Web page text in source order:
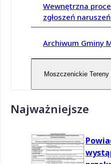
Wewnętrzna
zgłoszeń
Archiwum Gminy
Moszczenickie
Najważniejsze